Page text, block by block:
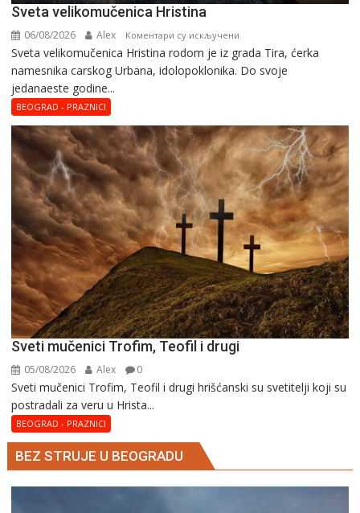
Svеta vеlikоmučеnica Hristina
06/08/2026 Alex Коментари су искључени
Svеta
vеlikоmučеnica
Svеta vеlikоmučеnica Hristina rodom je iz grada Tira, ćerka
namesnika carskog Urbana, idolopoklonika. Dо svоје
јеdanaеstе gоdinе...
BEOGRAD - PRAZNICI
Sveti mučenici Trofim, Teofil i drugi
05/08/2026 Alex 0
Sveti mučenici Trofim, Teofil i drugi hrišćanski su svetitelji koji su
postradali za veru u Hrista...
BEOGRAD - PRAZNICI
BEZ STRUJE U BEOGRADU